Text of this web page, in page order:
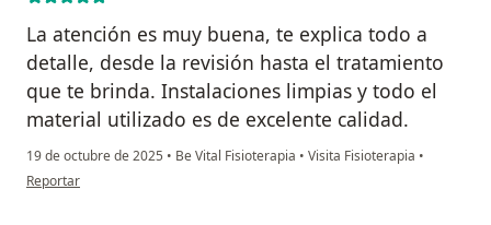
La atención es muy buena, te explica todo a
detalle, desde la revisión hasta el tratamiento
que te brinda. Instalaciones limpias y todo el
material utilizado es de excelente calidad.
19 de octubre de 2025 • Be Vital Fisioterapia • Visita Fisioterapia •
en opinión del usuario Emmanuel Vazquez
Reportar